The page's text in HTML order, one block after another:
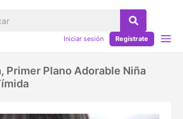
Iniciar sesión Regístrate
Primer Plano Adorable Niña